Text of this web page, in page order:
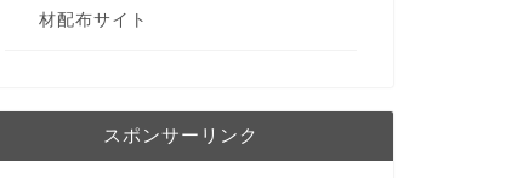
材配布サイト
スポンサーリンク